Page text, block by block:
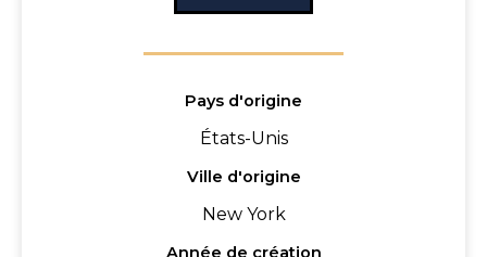
Pays d'origine
États-Unis
Ville d'origine
New York
Année de création